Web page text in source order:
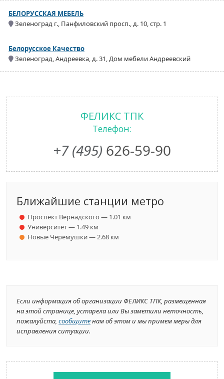
БЕЛОРУССКАЯ МЕБЕЛЬ
Зеленоград г., Панфиловский просп., д. 10, стр. 1
Белорусское Качество
Зеленоград, Андреевка, д. 31, Дом мебели Андреевский
ФЕЛИКС ТПК
Телефон:
+7 (495) 626-59-90
Ближайшие станции метро
Проспект Вернадского — 1.01 км
Университет — 1.49 км
Новые Черёмушки — 2.68 км
Если информация об организации ФЕЛИКС ТПК, размещенная
на этой странице, устарела или Вы заметили неточность,
пожалуйста, сообщитенам об этом и мы примем меры для
исправления ситуации.